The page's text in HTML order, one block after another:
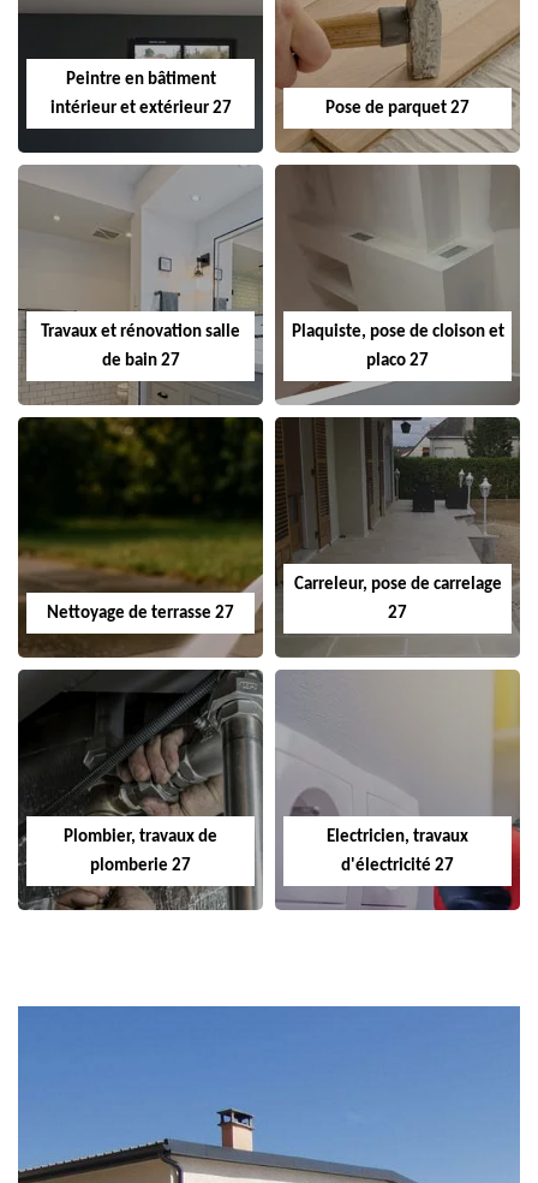
Peintre en bâtiment
intérieur et extérieur 27
Pose de parquet 27
Travaux et rénovation salle
de bain 27
Plaquiste, pose de cloison et
placo 27
Nettoyage de terrasse 27
Carreleur, pose de carrelage
27
Plombier, travaux de
plomberie 27
Electricien, travaux
d'électricité 27